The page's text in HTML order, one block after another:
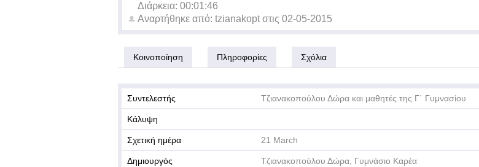
Διάρκεια: 00:01:46
Αναρτήθηκε από: tzianakopt στις 02-05-2015
Κοινοποίηση Πληροφορίες Σχόλια
Συντελεστής Τζιανακοπούλου Δώρα και μαθητές της Γ΄ Γυμνασίου
Κάλυψη
Σχετική ημέρα 21 March
Δημιουργός Τζιανακοπούλου Δώρα, Γυμνάσιο Καρέα